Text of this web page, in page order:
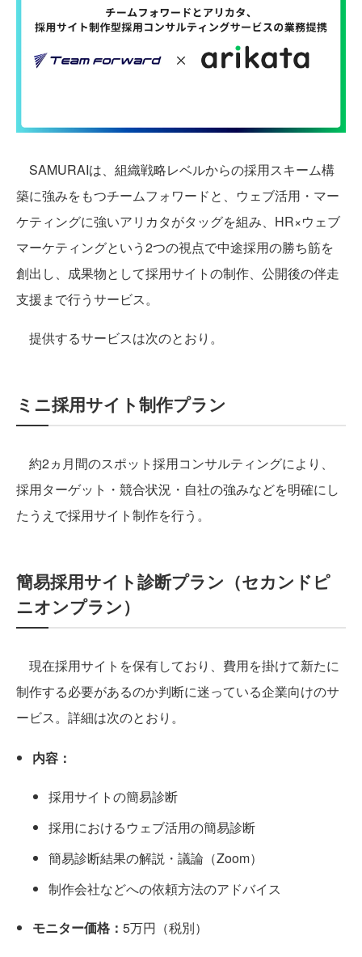
SAMURAIは、組織戦略レベルからの採用スキーム構
築に強みをもつチームフォワードと、ウェブ活用・マー
ケティングに強いアリカタがタッグを組み、HR×ウェブ
マーケティングという2つの視点で中途採用の勝ち筋を
創出し、成果物として採用サイトの制作、公開後の伴走
支援まで行うサービス。
提供するサービスは次のとおり。
ミニ採用サイト制作プラン
約2ヵ月間のスポット採用コンサルティングにより、
採用ターゲット・競合状況・自社の強みなどを明確にし
たうえで採用サイト制作を行う。
簡易採用サイト診断プラン（セカンドピ
ニオンプラン）
現在採用サイトを保有しており、費用を掛けて新たに
制作する必要があるのか判断に迷っている企業向けのサ
ービス。詳細は次のとおり。
内容：
採用サイトの簡易診断
採用におけるウェブ活用の簡易診断
簡易診断結果の解説・議論（Zoom）
制作会社などへの依頼方法のアドバイス
モニター価格： 5万円（税別）